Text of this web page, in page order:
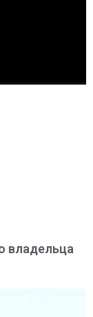
владельца